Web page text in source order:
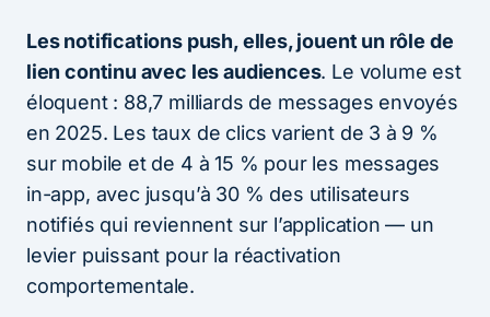
Les notifications push, elles, jouent un rôle de
lien continu avec les audiences. Le volume est
éloquent : 88,7 milliards de messages envoyés
en 2025. Les taux de clics varient de 3 à 9 %
sur mobile et de 4 à 15 % pour les messages
in-app, avec jusqu’à 30 % des utilisateurs
notifiés qui reviennent sur l’application — un
levier puissant pour la réactivation
comportementale.